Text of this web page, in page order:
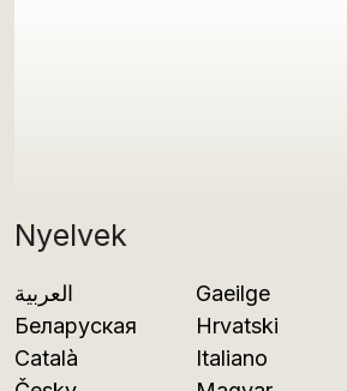
Nyelvek
العربية
Беларуская
Català
Gaeilge
Hrvatski
Italiano